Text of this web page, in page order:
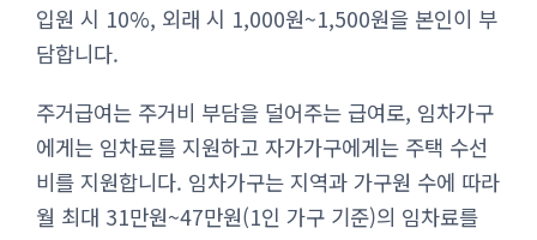
입원 시 10%, 외래 시 1,000원~1,500원을 본인이 부
담합니다.
주거급여는 주거비 부담을 덜어주는 급여로, 임차가구
에게는 임차료를 지원하고 자가가구에게는 주택 수선
비를 지원합니다. 임차가구는 지역과 가구원 수에 따라
월 최대 31만원~47만원(1인 가구 기준)의 임차료를